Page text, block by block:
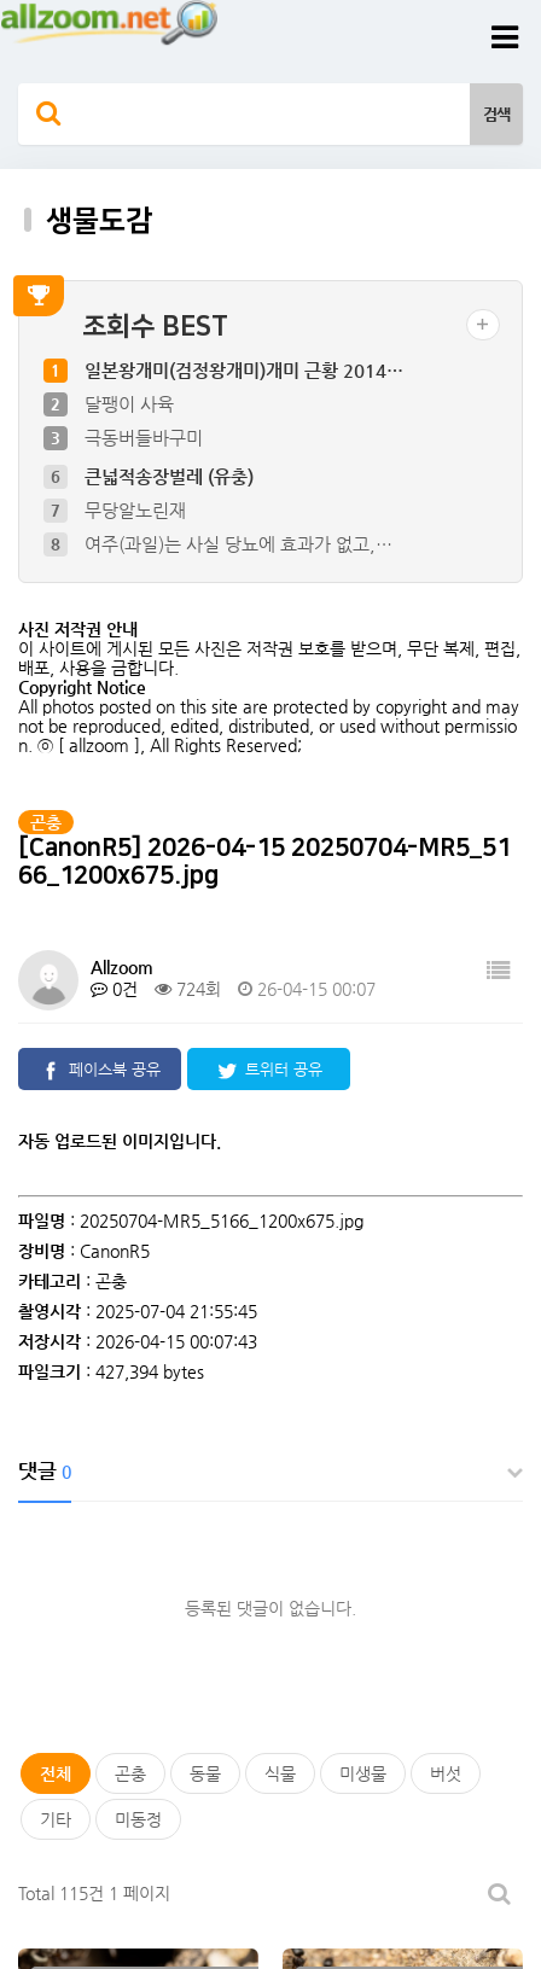
생물도감
조회수 BEST
6 큰넓적송장벌레 (유충)
7 무당알노린재
8 여주(과일)는 사실 당뇨에 효과가 없고,…
4 청솔귀뚜라미
5 참긴더듬이잎벌레
6 큰넓적송장벌레 (유충)
1 일본왕개미(검정왕개미)개미 근황 2014…
2 달팽이 사육
3 극동버들바구미
사진 저작권 안내
이 사이트에 게시된 모든 사진은 저작권 보호를 받으며, 무단 복제, 편집,
배포, 사용을 금합니다.
Copyright Notice
All photos posted on this site are protected by copyright and may
not be reproduced, edited, distributed, or used without permissio
n. ⓒ [ allzoom ], All Rights Reserved;
곤충
[CanonR5] 2026-04-15 20250704-MR5_51
66_1200x675.jpg
Allzoom
0건
724회 26-04-15 00:07
페이스북 공유 트위터 공유
자동 업로드된 이미지입니다.
파일명 : 20250704-MR5_5166_1200x675.jpg
장비명 : CanonR5
카테고리 : 곤충
촬영시각 : 2025-07-04 21:55:45
저장시각 : 2026-04-15 00:07:43
파일크기
: 427,394 bytes
댓글 0
등록된 댓글이 없습니다.
전체 곤충 동물 식물 미생물 버섯
기타 미동정
Total 115건 1 페이지